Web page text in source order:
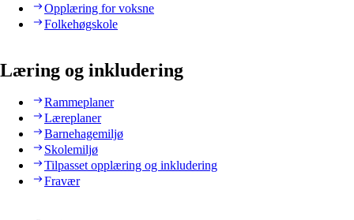
Opplæring for voksne
Folkehøgskole
Læring og inkludering
Rammeplaner
Læreplaner
Barnehagemiljø
Skolemiljø
Tilpasset opplæring og inkludering
Fravær